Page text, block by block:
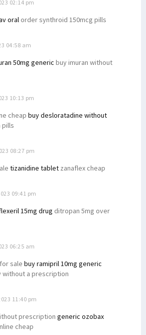
02:14 pm
oral order synthroid 150mcg pills
04:58 am
50mg generic buy imuran without
10:13 pm
cheap buy desloratadine without
pills
08:27 pm
tizanidine tablet zanaflex cheap
09:41 pm
15mg drug ditropan 5mg over
06:25 am
sale buy ramipril 10mg generic
a prescription
11:40 pm
prescription generic ozobax
cheap